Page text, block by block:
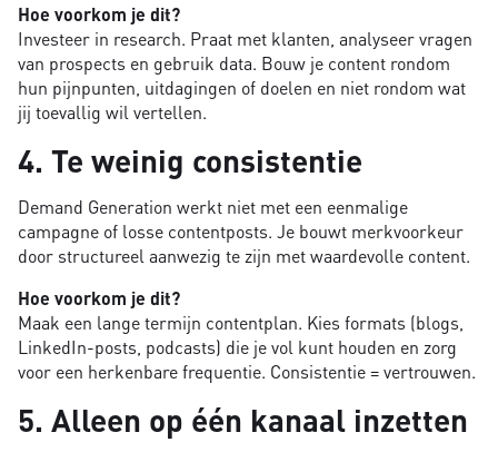
Hoe voorkom je dit?
Investeer in research. Praat met klanten, analyseer vragen
van prospects en gebruik data. Bouw je content rondom
hun pijnpunten, uitdagingen of doelen en niet rondom wat
jij toevallig wil vertellen.
4. Te weinig consistentie
Demand Generation werkt niet met een eenmalige
campagne of losse contentposts. Je bouwt merkvoorkeur
door structureel aanwezig te zijn met waardevolle content.
Hoe voorkom je dit?
Maak een lange termijn contentplan. Kies formats (blogs,
LinkedIn-posts, podcasts) die je vol kunt houden en zorg
voor een herkenbare frequentie. Consistentie = vertrouwen.
5. Alleen op één kanaal inzetten